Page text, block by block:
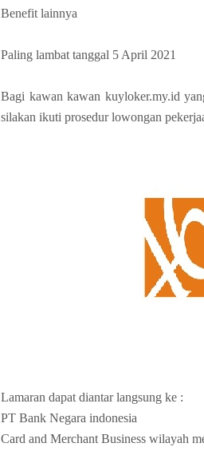
Benefit lainnya
Paling lambat tanggal 5 April 2021
Bagi kawan kawan kuyloker.my.id
silakan ikuti prosedur lowongan
Lamaran dapat diantar langsung ke :
PT Bank Negara indonesia
Card and Merchant Business wilayah